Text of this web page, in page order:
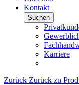
Kontakt
Suchen
Karriere
Zurück Zurück zu